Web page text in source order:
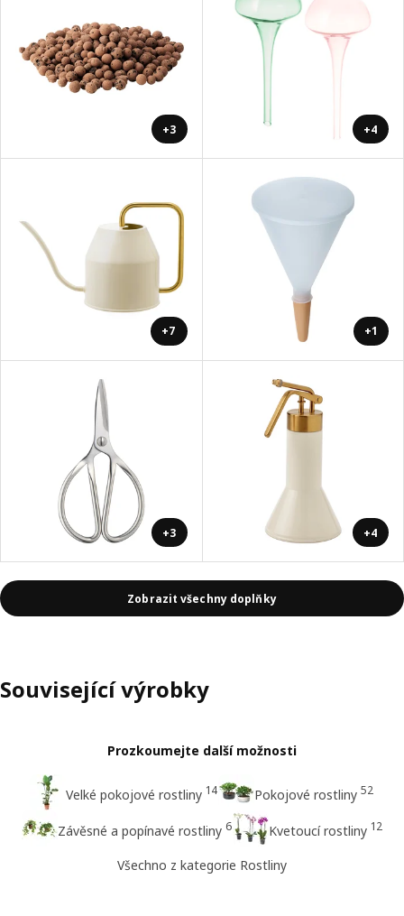
+3 +4
+7 +1
+3 +4
Zobrazit všechny doplňky
Související výrobky
Prozkoumejte další možnosti
Velké pokojové rostliny 14 Pokojové rostliny 52
Závěsné a popínavé rostliny 6 Kvetoucí rostliny 12
Všechno z kategorie Rostliny